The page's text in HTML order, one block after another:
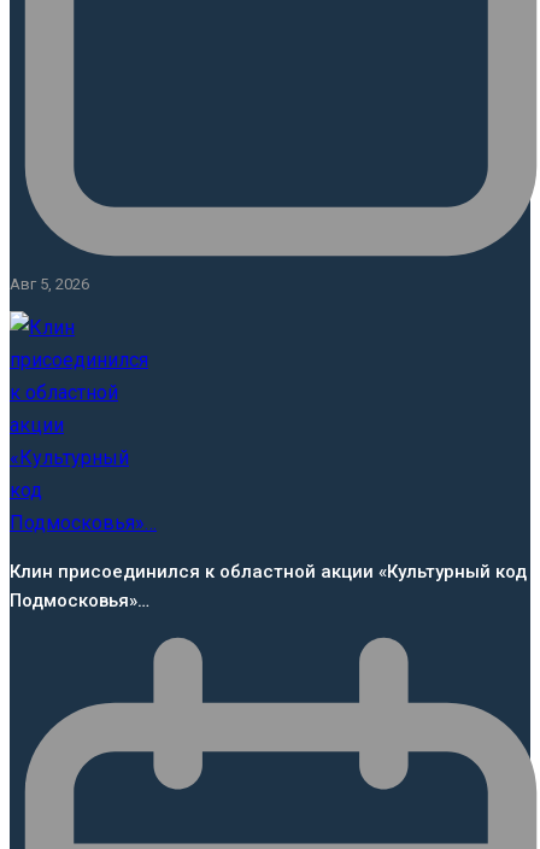
Авг 5, 2026
Клин присоединился к областной акции «Культурный код
Подмосковья»…